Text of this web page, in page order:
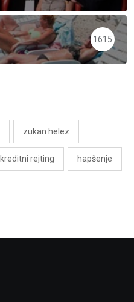
1615
zukan helez
kreditni rejting hapšenje